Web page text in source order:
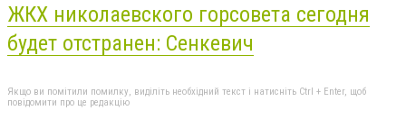
ЖКХ николаевского горсовета сегодня
будет отстранен: Сенкевич
Якщо ви помітили помилку, виділіть необхідний текст і натисніть Ctrl + Enter, щоб
повідомити про це редакцію